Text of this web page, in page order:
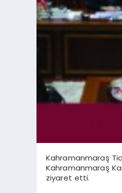
Kahramanmaraş
Kahramanmaraş
ziyaret etti.